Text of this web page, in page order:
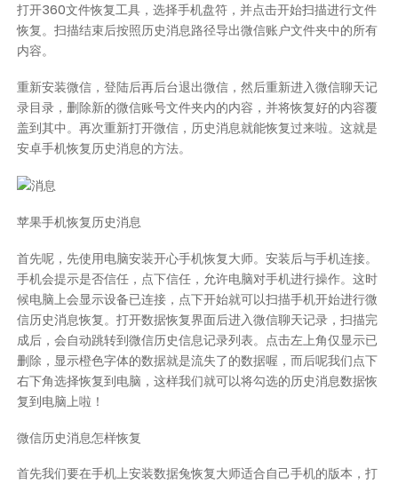
打开360文件恢复工具，选择手机盘符，并点击开始扫描进行文件
恢复。扫描结束后按照历史消息路径导出微信账户文件夹中的所有
内容。
重新安装微信，登陆后再后台退出微信，然后重新进入微信聊天记
录目录，删除新的微信账号文件夹内的内容，并将恢复好的内容覆
盖到其中。再次重新打开微信，历史消息就能恢复过来啦。这就是
安卓手机恢复历史消息的方法。
苹果手机恢复历史消息
首先呢，先使用电脑安装开心手机恢复大师。安装后与手机连接。
手机会提示是否信任，点下信任，允许电脑对手机进行操作。这时
候电脑上会显示设备已连接，点下开始就可以扫描手机开始进行微
信历史消息恢复。打开数据恢复界面后进入微信聊天记录，扫描完
成后，会自动跳转到微信历史信息记录列表。点击左上角仅显示已
删除，显示橙色字体的数据就是流失了的数据喔，而后呢我们点下
右下角选择恢复到电脑，这样我们就可以将勾选的历史消息数据恢
复到电脑上啦！
微信历史消息怎样恢复
首先我们要在手机上安装数据兔恢复大师适合自己手机的版本，打